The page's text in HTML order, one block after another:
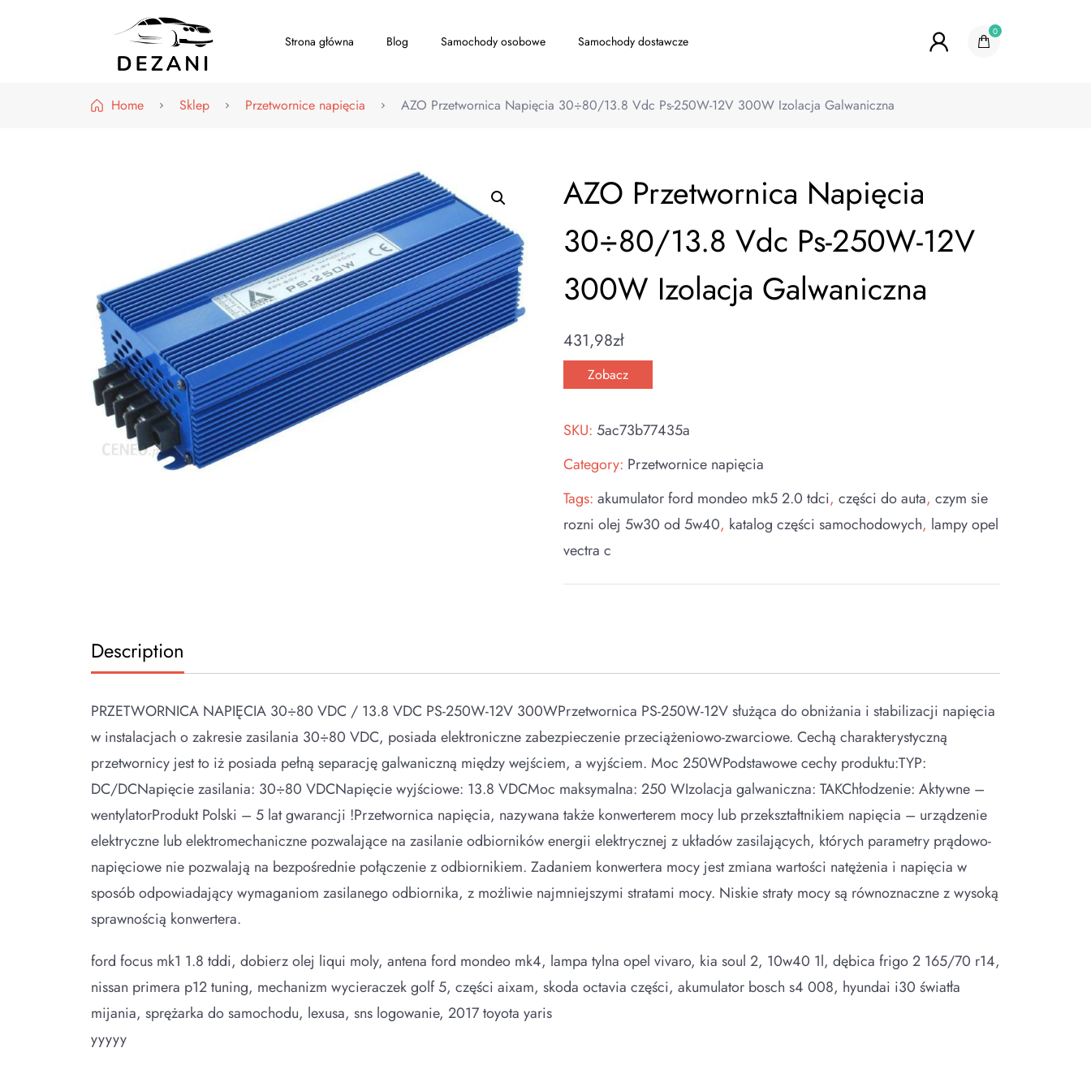
Strona główna Blog Samochody osobowe Samochody dostawcze
0
Home Sklep Przetwornice napięcia AZO Przetwornica Napięcia 30÷80/13.8 Vdc Ps-250W-12V 300W Izolacja Galwaniczna
AZO Przetwornica Napięcia
30÷80/13.8 Vdc Ps-250W-12V
300W Izolacja Galwaniczna
431,98zł
Zobacz
SKU:5ac73b77435a
Category: Przetwornice napięcia
Tags:akumulator ford mondeo mk5 2.0 tdci,części do auta,czym sie
rozni olej 5w30 od 5w40, katalog części samochodowych, lampy opel
vectra c
Description
PRZETWORNICA NAPIĘCIA 30÷80 VDC / 13.8 VDC PS-250W-12V 300WPrzetwornica PS-250W-12V służąca do obniżania i stabilizacji napięcia
w instalacjach o zakresie zasilania 30÷80 VDC, posiada elektroniczne zabezpieczenie przeciążeniowo-zwarciowe. Cechą charakterystyczną
przetwornicy jest to iż posiada pełną separację galwaniczną między wejściem, a wyjściem. Moc 250WPodstawowe cechy produktu:TYP:
DC/DCNapięcie zasilania: 30÷80 VDCNapięcie wyjściowe: 13.8 VDCMoc maksymalna: 250 WIzolacja galwaniczna: TAKChłodzenie: Aktywne –
wentylatorProdukt Polski – 5 lat gwarancji !Przetwornica napięcia, nazywana także konwerterem mocy lub przekształtnikiem napięcia – urządzenie
elektryczne lub elektromechaniczne pozwalające na zasilanie odbiorników energii elektrycznej z układów zasilających, których parametry prądowo-
napięciowe nie pozwalają na bezpośrednie połączenie z odbiornikiem. Zadaniem konwertera mocy jest zmiana wartości natężenia i napięcia w
sposób odpowiadający wymaganiom zasilanego odbiornika, z możliwie najmniejszymi stratami mocy. Niskie straty mocy są równoznaczne z wysoką
sprawnością konwertera.
ford focus mk1 1.8 tddi, dobierz olej liqui moly, antena ford mondeo mk4, lampa tylna opel vivaro, kia soul 2, 10w40 1l, dębica frigo 2 165/70 r14,
nissan primera p12 tuning, mechanizm wycieraczek golf 5, części aixam, skoda octavia części, akumulator bosch s4 008, hyundai i30 światła
mijania, sprężarka do samochodu, lexusa, sns logowanie, 2017 toyota yaris
yyyyy